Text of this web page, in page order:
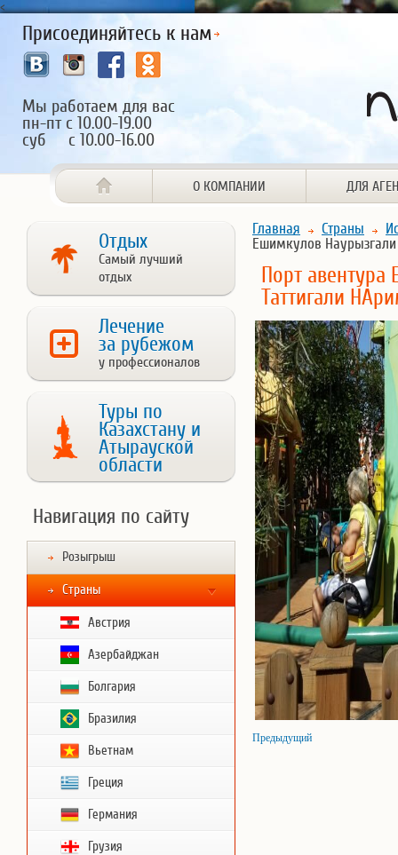
<
Присоединяйтесь к нам
Мы работаем для вас
пн-пт с 10.00-19.00
суб с 10.00-16.00
О КОМПАНИИ ДЛЯ
Отдых
Самый лучший
отдых
Лечение
за рубежом
у профессионалов
Туры по
Казахстану и
Атырауской
области
Навигация по сайту
Розыгрыш
Страны
Австрия
Азербайджан
Болгария
Бразилия
Вьетнам
Греция
Германия
Грузия
Главная Страны
Ешимкулов
Порт
Таттигали
Предыдущий